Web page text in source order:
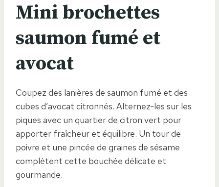
Mini brochettes
saumon fumé et
avocat
Coupez des lanières de saumon fumé et des
cubes d’avocat citronnés. Alternez-les sur les
piques avec un quartier de citron vert pour
apporter fraîcheur et équilibre. Un tour de
poivre et une pincée de graines de sésame
complètent cette bouchée délicate et
gourmande.